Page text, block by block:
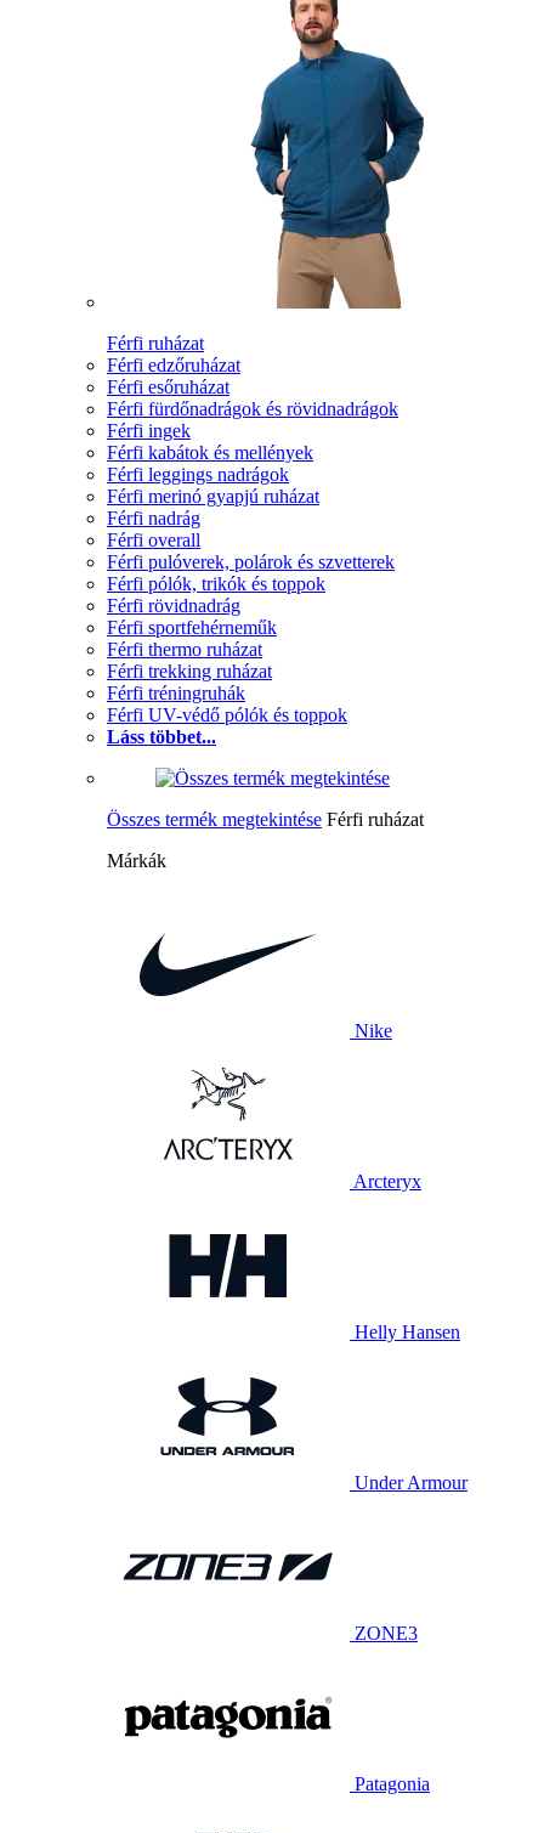
Férfi ruházat
Férfi edzőruházat
Férfi esőruházat
Férfi fürdőnadrágok és rövidnadrágok
Férfi ingek
Férfi kabátok és mellények
Férfi leggings nadrágok
Férfi merinó gyapjú ruházat
Férfi nadrág
Férfi overall
Férfi pulóverek, polárok és szvetterek
Férfi pólók, trikók és toppok
Férfi rövidnadrág
Férfi sportfehérneműk
Férfi thermo ruházat
Férfi trekking ruházat
Férfi tréningruhák
Férfi UV-védő pólók és toppok
Láss többet...
Összes termék megtekintése Férfi ruházat
Márkák
Nike
Arcteryx
Helly Hansen
Under Armour
ZONE3
Patagonia